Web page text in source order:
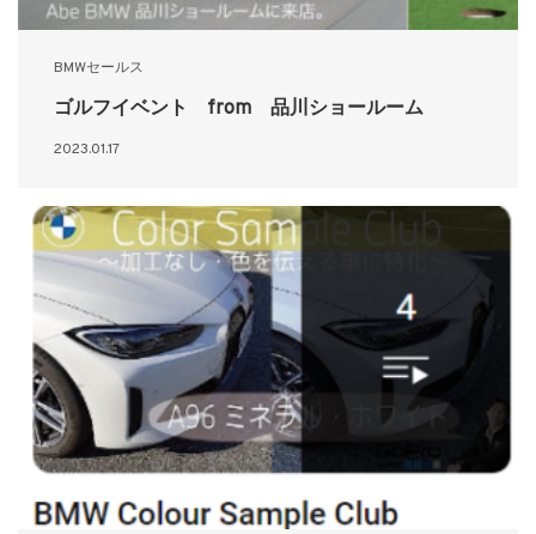
BMWセールス
ゴルフイベント from 品川ショールーム
2023.01.17